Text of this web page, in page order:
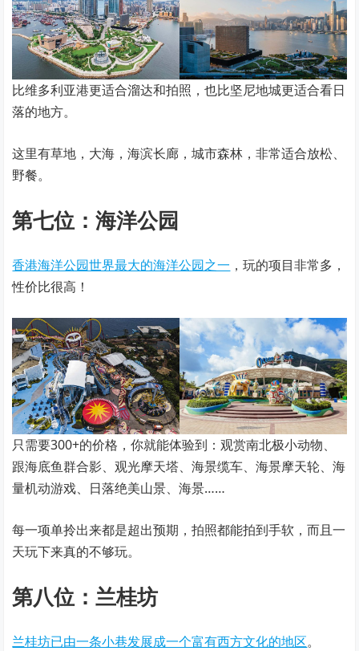
比维多利亚港更适合溜达和拍照，也比坚尼地城更适合看日
落的地方。
这里有草地，大海，海滨长廊，城市森林，非常适合放松、
野餐。
第七位：海洋公园
香港海洋公园世界最大的海洋公园之一 ，玩的项目非常多，
性价比很高！
只需要300+的价格，你就能体验到：观赏南北极小动物、
跟海底鱼群合影、观光摩天塔、海景缆车、海景摩天轮、海
量机动游戏、日落绝美山景、海景……
每一项单拎出来都是超出预期，拍照都能拍到手软，而且一
天玩下来真的不够玩。
第八位：兰桂坊
兰桂坊已由一条小巷发展成一个富有西方文化的地区。